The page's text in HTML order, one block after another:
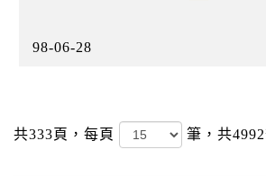
98-06-28
共333頁， 每頁 筆，共